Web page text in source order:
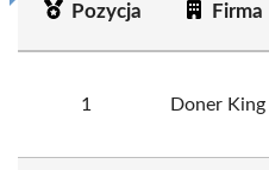
Pozycja Firma
1 Doner King